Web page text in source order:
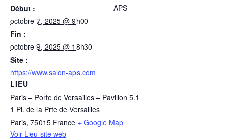
Début :
octobre 7, 2025 @ 9h00
Fin :
octobre 9, 2025 @ 18h30
Site :
https://www.salon-aps.com
LIEU
Paris – Porte de Versailles – Pavillon 5.1
1 Pl. de la Prte de Versailles
Paris, 75015 France + Google Map
Voir Lieu site web
APS